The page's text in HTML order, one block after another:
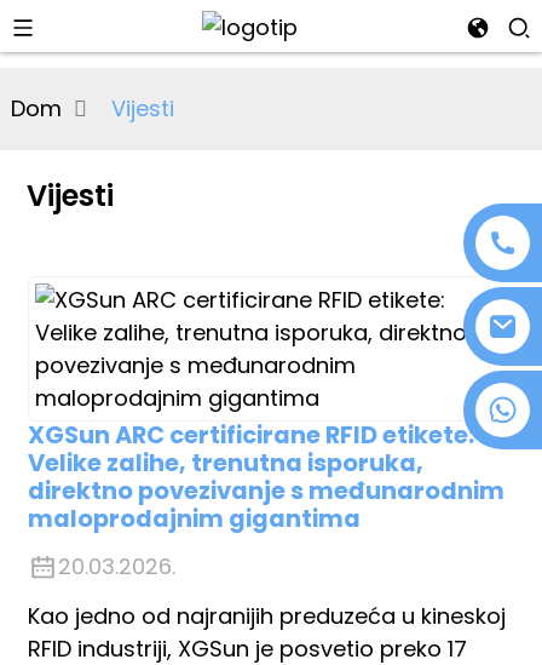
+86 18076372139
Dom Vijesti
Vijesti
XGSun ARC certificirane RFID etikete:
Velike zalihe, trenutna isporuka,
direktno povezivanje s međunarodnim
maloprodajnim gigantima
20.03.2026.
Kao jedno od najranijih preduzeća u kineskoj
RFID industriji, XGSun je posvetio preko 17